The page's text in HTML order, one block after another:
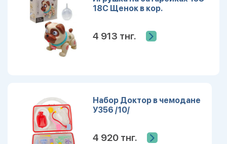
18C Щенок в кор.
4 913 тнг.
Набор Доктор в чемодане
У356 /10/
4 920 тнг.